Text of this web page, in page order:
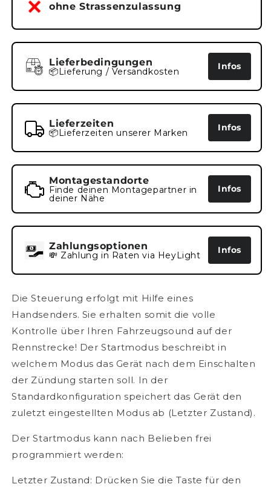
A-
034
A-
034
ohne Strassenzulassung
Lieferbedingungen
📦Lieferung / Versandkosten Infos
Lieferzeiten
📦Lieferzeiten unserer Marken Infos
Montagestandorte
Finde deinen Montagepartner in
deiner Nähe
Infos
Zahlungsoptionen
💸 Zahlung in Raten via HeyLight Infos
Die Steuerung erfolgt mit Hilfe eines
Handsenders. Sie erhalten somit die volle
Kontrolle über Ihren Fahrzeugsound auf der
Rennstrecke! Der Startmodus beschreibt in
welchem Modus das Gerät nach dem Einschalten
der Zündung starten soll. In der
Standardkonfiguration speichert das Gerät den
zuletzt eingestellten Modus ab (Letzter Zustand).
Der Startmodus kann nach Belieben frei
programmiert werden:
Letzter Zustand: Drücken Sie die Taste für den